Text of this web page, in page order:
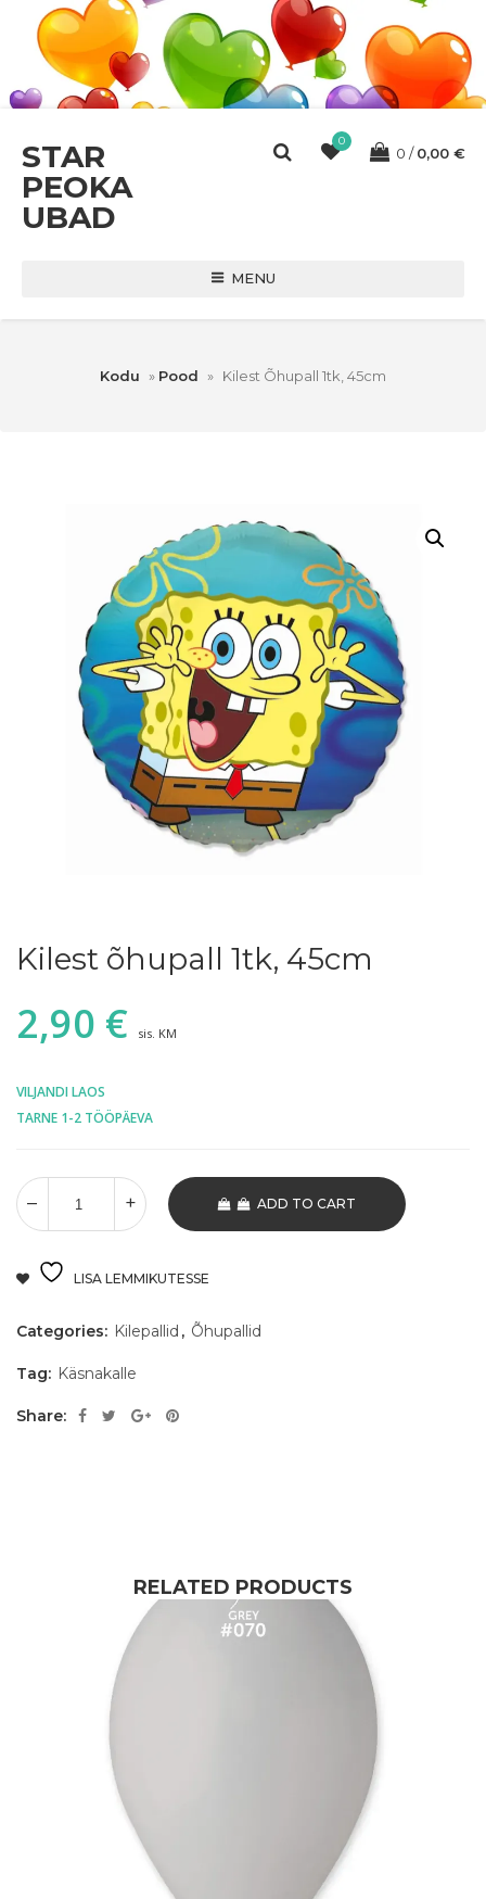
STAR
PEOKA
UBAD
0
0 0,00 €
MENU
Kodu » Pood » Kilest Õhupall 1tk, 45cm
Kilest õhupall 1tk, 45cm
2,90 € sis. KM
VILJANDI LAOS
TARNE 1-2 TÖÖPÄEVA
ADD TO CART
LISA LEMMIKUTESSE
Categories: Kilepallid , Õhupallid
Tag: Käsnakalle
Share:
RELATED PRODUCTS